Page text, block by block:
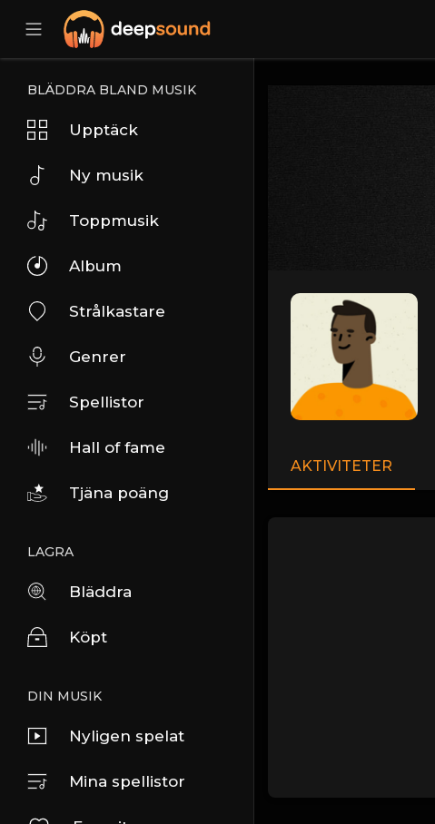
BLÄDDRA BLAND MUSIK
Upptäck
Ny musik
Toppmusik
Album
Strålkastare
Genrer
Spellistor
Hall of fame
Tjäna poäng
LAGRA
Bläddra
Köpt
DIN MUSIK
Nyligen spelat
Mina spellistor
AKTIVITETER